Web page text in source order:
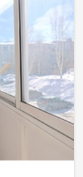
для людей
с
любой
с
по
ответить на
на рынке
Турлайс